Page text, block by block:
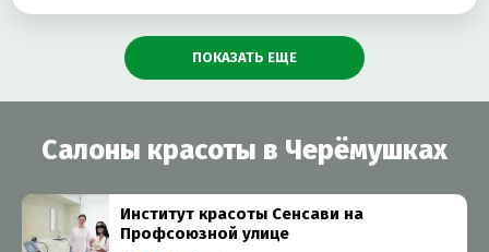
ПОКАЗАТЬ ЕЩЕ
Салоны красоты в Черёмушках
Институт красоты Сенсави на
Профсоюзной улице